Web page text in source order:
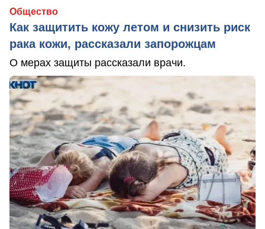
Общество
Как защитить кожу летом и снизить риск
рака кожи, рассказали запорожцам
О мерах защиты рассказали врачи.